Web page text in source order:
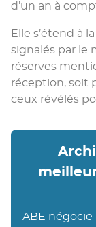
d’un an à
Elle s’étend à
signalés par le
réserves
réception, soit
ceux révélés
ABE négocie